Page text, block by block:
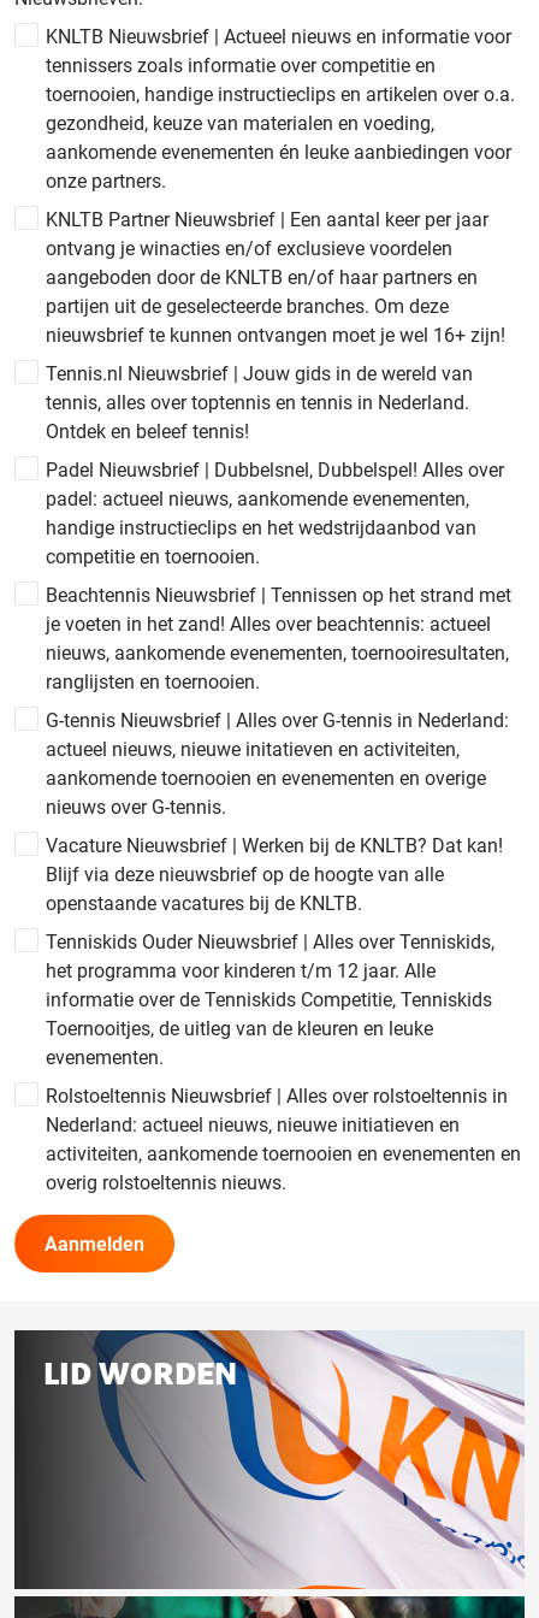
KNLTB Nieuwsbrief | Actueel nieuws en informatie voor
tennissers zoals informatie over competitie en
toernooien, handige instructieclips en artikelen over o.a.
gezondheid, keuze van materialen en voeding,
aankomende evenementen én leuke aanbiedingen voor
onze partners.
KNLTB Partner Nieuwsbrief | Een aantal keer per jaar
ontvang je winacties en/of exclusieve voordelen
aangeboden door de KNLTB en/of haar partners en
partijen uit de geselecteerde branches. Om deze
nieuwsbrief te kunnen ontvangen moet je wel 16+ zijn!
Tennis.nl Nieuwsbrief | Jouw gids in de wereld van
tennis, alles over toptennis en tennis in Nederland.
Ontdek en beleef tennis!
Padel Nieuwsbrief | Dubbelsnel, Dubbelspel! Alles over
padel: actueel nieuws, aankomende evenementen,
handige instructieclips en het wedstrijdaanbod van
competitie en toernooien.
Beachtennis Nieuwsbrief | Tennissen op het strand met
je voeten in het zand! Alles over beachtennis: actueel
nieuws, aankomende evenementen, toernooiresultaten,
ranglijsten en toernooien.
G-tennis Nieuwsbrief | Alles over G-tennis in Nederland:
actueel nieuws, nieuwe initatieven en activiteiten,
aankomende toernooien en evenementen en overige
nieuws over G-tennis.
Vacature Nieuwsbrief | Werken bij de KNLTB? Dat kan!
Blijf via deze nieuwsbrief op de hoogte van alle
openstaande vacatures bij de KNLTB.
Tenniskids Ouder Nieuwsbrief | Alles over Tenniskids,
het programma voor kinderen t/m 12 jaar. Alle
informatie over de Tenniskids Competitie, Tenniskids
Toernooitjes, de uitleg van de kleuren en leuke
evenementen.
Rolstoeltennis Nieuwsbrief | Alles over rolstoeltennis in
Nederland: actueel nieuws, nieuwe initiatieven en
activiteiten, aankomende toernooien en evenementen en
overig rolstoeltennis nieuws.
Gerelateerd
aanLID WORDEN
Lid